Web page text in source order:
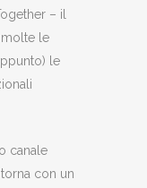
– il
molte le
le
canale
con un